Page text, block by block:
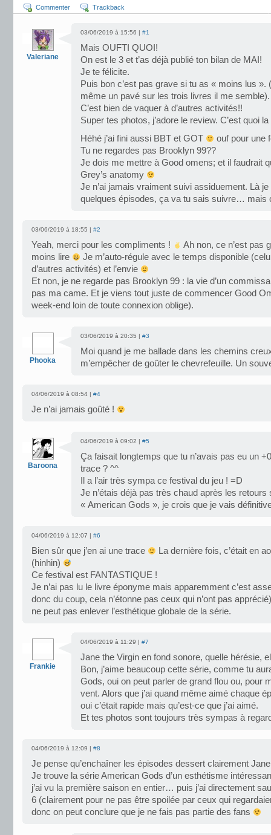
Commenter Trackback
Valeriane
03/06/2019 à 15:56 | #1
Mais OUFTI QUOI!
On est le 3 et t’as déjà publié ton bilan de MAI!
Je te félicite.
Puis bon c’est pas grave si tu as « moins lus ».
même un pavé sur les trois livres il me semble).
C’est bien de vaquer à d’autres activités!!
Super tes photos, j’adore le review. C’est quoi
Héhé j’ai fini aussi BBT et GOT
ouf pour une
Tu ne regardes pas Brooklyn 99??
Je dois me mettre à Good omens; et il faudrait
Grey’s anatomy
Je n’ai jamais vraiment suivi assiduement. Là
quelques épisodes, ça va tu sais suivre… mais
03/06/2019 à 18:55 | #2
Yeah, merci pour les compliments !
Ah non, ce n’est pas
moins lire
Je m’auto-régule avec le temps disponible
d’autres activités) et l’envie
Et non, je ne regarde pas Brooklyn 99 : la vie d’un
pas ma came. Et je viens tout juste de commencer Good
week-end loin de toute connexion oblige).
Phooka
03/06/2019 à 20:35 | #3
Moi quand je me ballade dans les chemins
m’empêcher de goûter le chevrefeuille. Un
04/06/2019 à 08:54 | #4
Je n’ai jamais goûté !
Baroona
04/06/2019 à 09:02 | #5
Ça faisait longtemps que tu n’avais pas eu un
trace ? ^^
Il a l’air très sympa ce festival du jeu ! =D
Je n’étais déjà pas très chaud après les
« American Gods », je crois que je vais
04/06/2019 à 12:07 | #6
Bien sûr que j’en ai une trace
La dernière fois, c’était en
(hinhin)
Ce festival est FANTASTIQUE !
Je n’ai pas lu le livre éponyme mais apparemment c’est
donc du coup, cela n’étonne pas ceux qui n’ont pas
ne peut pas enlever l’esthétique globale de la série.
Frankie
04/06/2019 à 11:29 | #7
Jane the Virgin en fond sonore, quelle hérésie,
Bon, j’aime beaucoup cette série, comme tu
Gods, oui on peut parler de grand flou ou, pour
vent. Alors que j’ai quand même aimé chaque
oui c’était rapide mais qu’est-ce que j’ai aimé.
Et tes photos sont toujours très sympas à
04/06/2019 à 12:09 | #8
Je pense qu’enchaîner les épisodes dessert clairement
Je trouve la série American Gods d’un esthétisme
j’ai vu la première saison en entier… puis j’ai directement
6 (clairement pour ne pas être spoilée par ceux qui
donc on peut conclure que je ne fais pas partie des fans